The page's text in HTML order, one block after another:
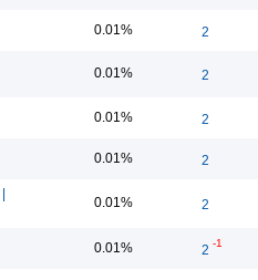
0.01% 2
0.01% 2
0.01% 2
0.01% 2
0.01% 2
0.01% 2 -1